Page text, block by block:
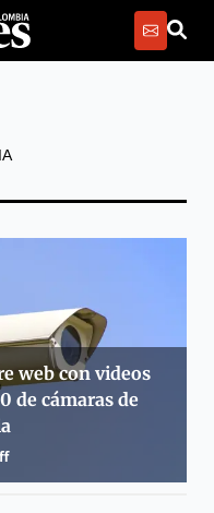
web con videos
de cámaras de